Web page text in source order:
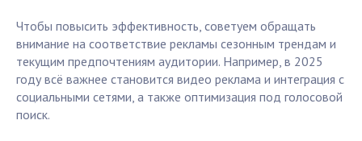
Чтобы повысить эффективность, советуем обращать
внимание на соответствие рекламы сезонным трендам и
текущим предпочтениям аудитории. Например, в 2025
году всё важнее становится видео реклама и интеграция с
социальными сетями, а также оптимизация под голосовой
поиск.